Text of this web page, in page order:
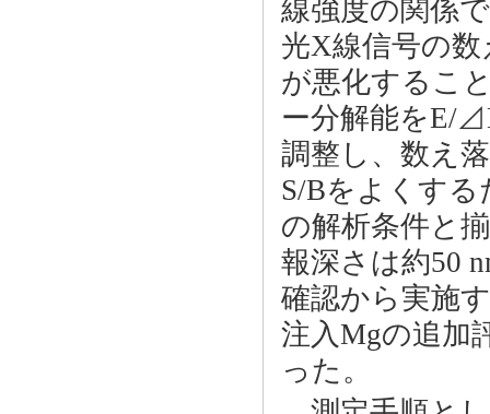
線強度の関係
光X線信号の
が悪化するこ
ー分解能をE/
調整し、数え
S/Bをよくす
の解析条件と
報深さは約50
確認から実施
注入Mgの追加
った。